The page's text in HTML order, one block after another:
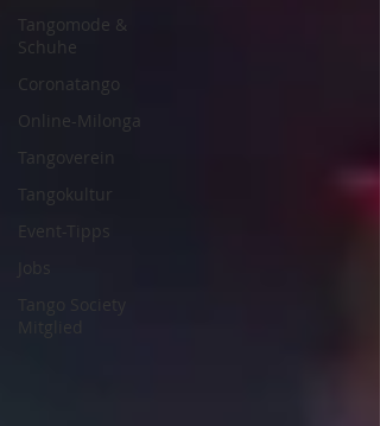
Tangomode &
Schuhe
Coronatango
Online-Milonga
Tangoverein
Tangokultur
Event-Tipps
Tango Society